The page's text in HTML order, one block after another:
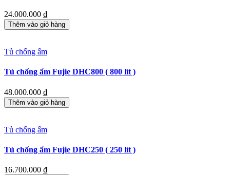
24.000.000 ₫
Thêm vào giỏ hàng
Tủ chống ẩm
Tủ chống ẩm Fujie DHC800 ( 800 lít )
48.000.000 ₫
Thêm vào giỏ hàng
Tủ chống ẩm
Tủ chống ẩm Fujie DHC250 ( 250 lít )
16.700.000 ₫